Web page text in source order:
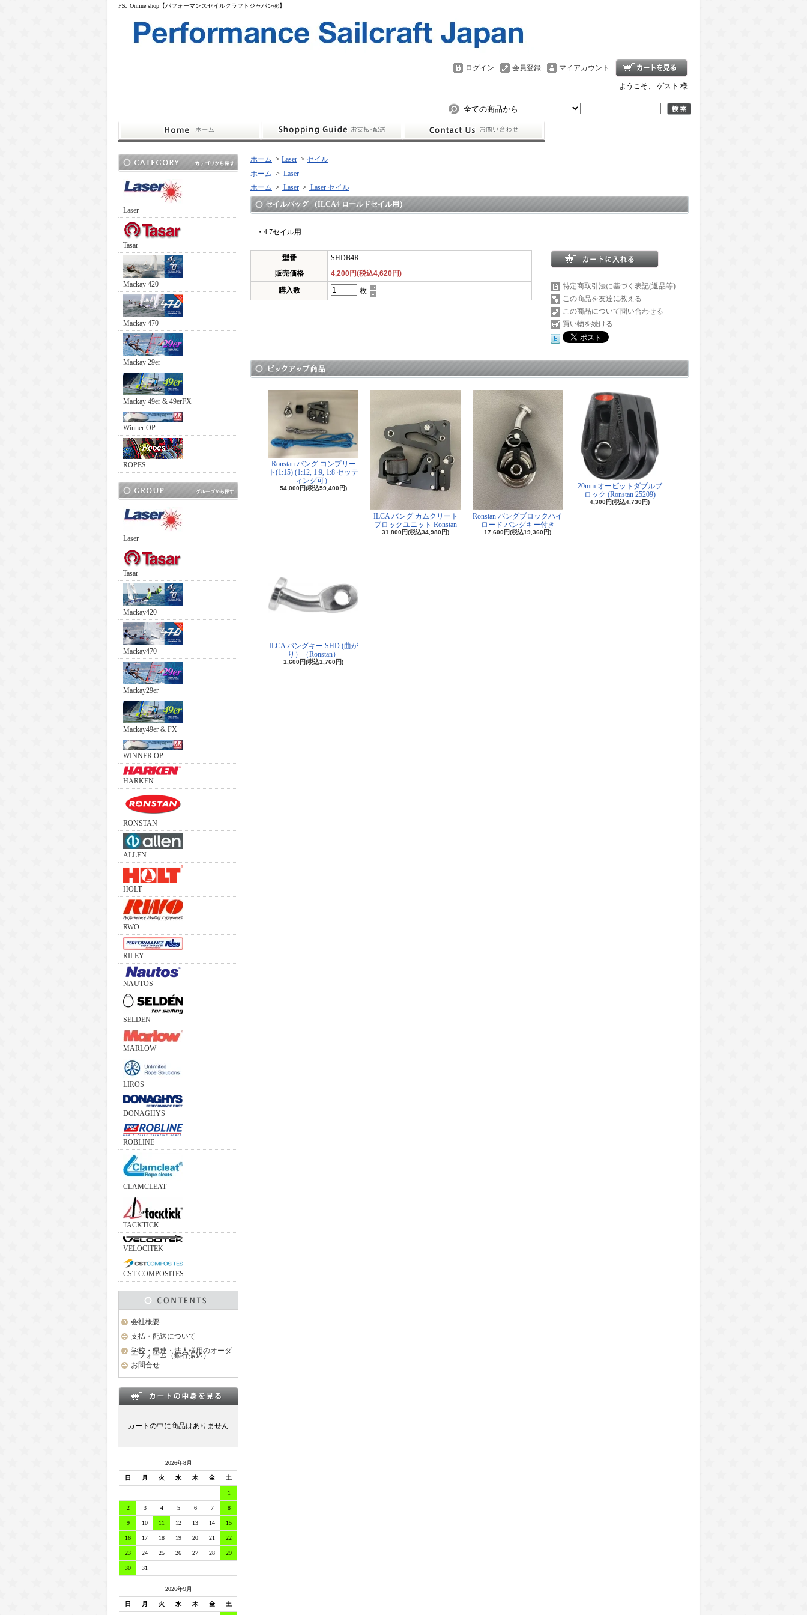
PSJ Online shop【パフォーマンスセイルクラフトジャパン㈱】
マイアカウント
会員登録
ログイン
ようこそ、 ゲスト 様
Laser
Tasar
Mackay 420
Mackay 470
Mackay 29er
Mackay 49er & 49erFX
Winner OP
ROPES
Laser
Tasar
Mackay420
Mackay470
Mackay29er
Mackay49er & FX
WINNER OP
HARKEN
RONSTAN
ALLEN
HOLT
RWO
RILEY
NAUTOS
SELDEN
MARLOW
LIROS
DONAGHYS
ROBLINE
CLAMCLEAT
TACKTICK
VELOCITEK
CST COMPOSITES
会社概要
支払・配送について
学校・県連・法人様用のオーダ
ーフォーム（銀行振込）
お問合せ
カートの中に商品はありません
2026年8月
日 月 火 水 木 金 土
1
2 3 4 5 6 7 8
9 10 11 12 13 14 15
16 17 18 19 20 21 22
23 24 25 26 27 28 29
30 31
2026年9月
日 月 火 水 木 金 土
ホーム > Laser > セイル
ホーム > Laser
ホーム > Laser > Laser セイル
セイルバッグ （ILCA4 ロールドセイル用）
・4.7セイル用
型番
SHDB4R
販売価格
4,200円(税込4,620円)
購入数
枚
特定商取引法に基づく表記(返品等)
この商品を友達に教える
この商品について問い合わせる
買い物を続ける
Ronstan バング コンプリー
ト(1:15) (1:12, 1:9, 1:8 セッテ
ィング可）
54,000円(税込59,400円)
ILCA バング カムクリート
ブロックユニット Ronstan
31,800円(税込34,980円)
Ronstan バングブロックハイ
ロード バングキー付き
17,600円(税込19,360円)
20mm オービットダブルブ
ロック (Ronstan 25209)
4,300円(税込4,730円)
ILCA バングキー SHD (曲が
り）（Ronstan）
1,600円(税込1,760円)